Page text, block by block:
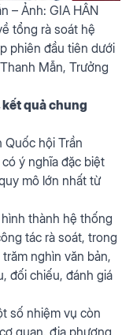
– Ảnh: GIA HÂN
tổng rà soát hệ
phiên đầu tiên dưới
Mẫn, Trưởng
quả chung
hội Trần
ý nghĩa đặc biệt
mô lớn nhất từ
thành hệ thống
tác rà soát, trong
nghìn văn bản,
đối chiếu, đánh giá
số nhiệm vụ còn